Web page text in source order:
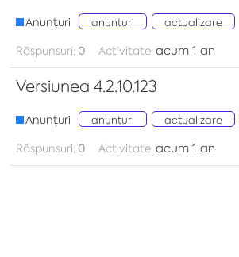
Anunțuri anunturi actualizare
Răspunsuri:0 Activitate:acum 1 an
Versiunea 4.2.10.123
Anunțuri anunturi actualizare
Răspunsuri:0 Activitate:acum 1 an